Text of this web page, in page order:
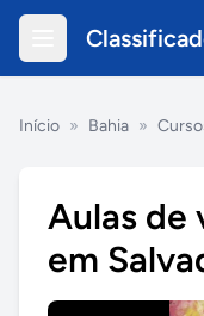
Início » Bahia »
Aulas de
em